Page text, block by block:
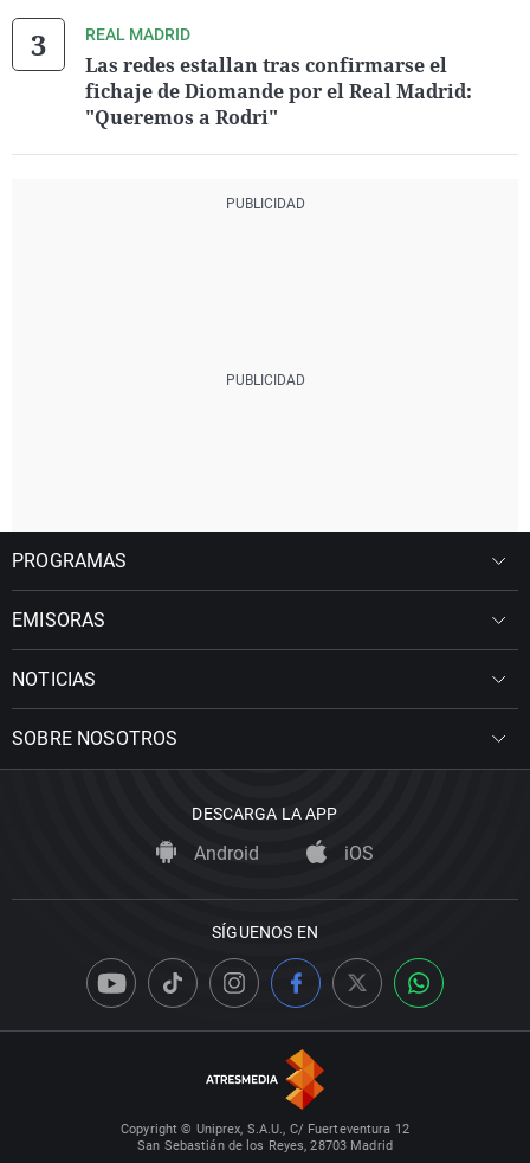
REAL MADRID
Las redes estallan tras confirmarse el
fichaje de Diomande por el Real Madrid:
"Queremos a Rodri"
PROGRAMAS
EMISORAS
NOTICIAS
SOBRE NOSOTROS
DESCARGA LA APP
Android iOS
SÍGUENOS EN
Copyright © Uniprex, S.A.U., C/ Fuerteventura 12
San Sebastián de los Reyes, 28703 Madrid